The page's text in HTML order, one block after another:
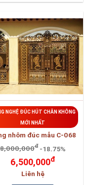
NGHỆ ĐÚC HÚT CHÂN KHÔNG
MỚI NHẤT
nhôm đúc mẫu C-068
8,000,000đ -18.75%
6,500,000đ
Liên hệ